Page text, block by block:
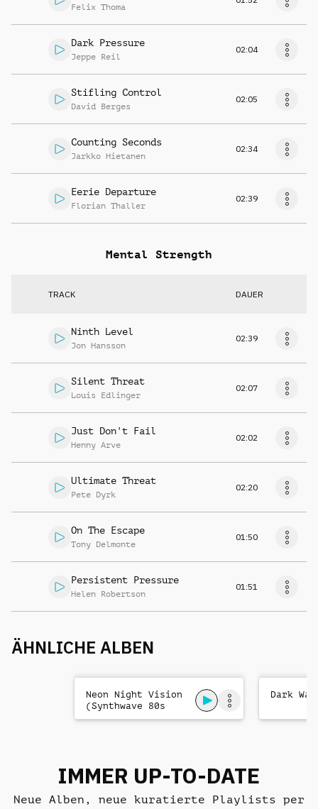
Felix Thoma
Dark Pressure
Jeppe Reil
02:04
Stifling Control
David Berges
02:05
Counting Seconds
Jarkko Hietanen
02:34
Eerie Departure
Florian Thaller
02:39
Mental Strength
TRACK DAUER
Ninth Level
Jon Hansson
02:39
Silent Threat
Louis Edlinger
02:07
Just Don't Fail
Henny Arve
02:02
Ultimate Threat
Pete Dyrk
02:20
On The Escape
Tony Delmonte
01:50
Persistent Pressure
Helen Robertson
01:51
ÄHNLICHE ALBEN
Neon Night Vision
(Synthwave 80s
Synth Pop)
Dark
IMMER UP-TO-DATE
Neue Alben, neue kuratierte Playlists per